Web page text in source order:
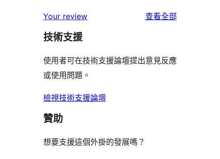
者
論
用
者
論
使
用
評
論
星
使
者
評
論
1
星
用
者
評
Your review 查看全部
評
技術支援
使用者可在技術支援論壇提出意見反應
或使用問題。
檢視技術支援論壇
贊助
想要支援這個外掛的發展嗎？